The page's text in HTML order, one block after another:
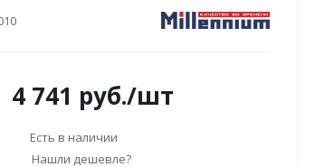
4 741 руб./шт
Есть в наличии
Нашли дешевле?